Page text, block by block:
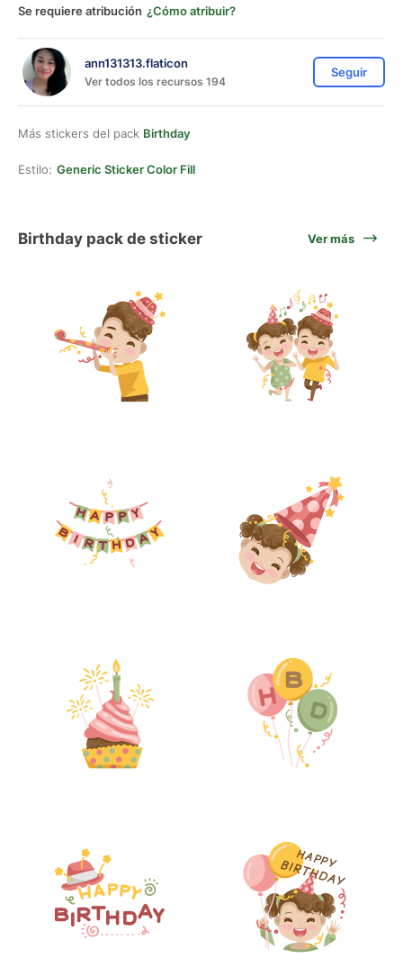
Se requiere atribución ¿Cómo atribuir?
ann131313.flaticon
Ver todos los recursos 194
Seguir
Más stickers del pack Birthday
Estilo: Generic Sticker Color Fill
Birthday pack de sticker Ver más